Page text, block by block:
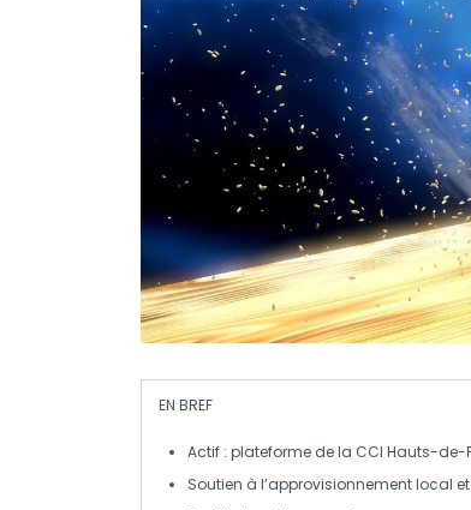
EN BREF
Actif : plateforme de la CCI Hauts-de-
Soutien à l’approvisionnement local